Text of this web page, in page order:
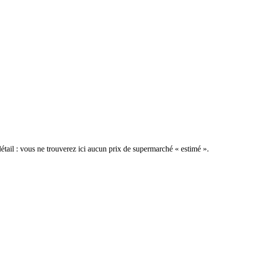
: vous ne trouverez ici aucun prix de supermarché « estimé ».